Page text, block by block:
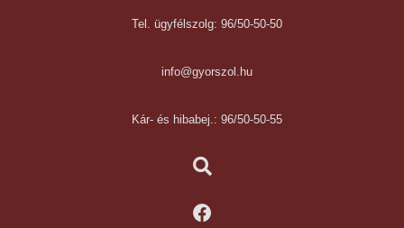
Tel. ügyfélszolg: 96/50-50-50
info@gyorszol.hu
Kár- és hibabej.: 96/50-50-55